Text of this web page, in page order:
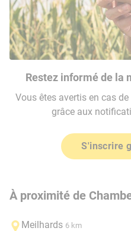
Restez informé de la
Vous êtes avertis en cas
grâce aux
S'inscrire
À proximité de
Meilhards 6 km